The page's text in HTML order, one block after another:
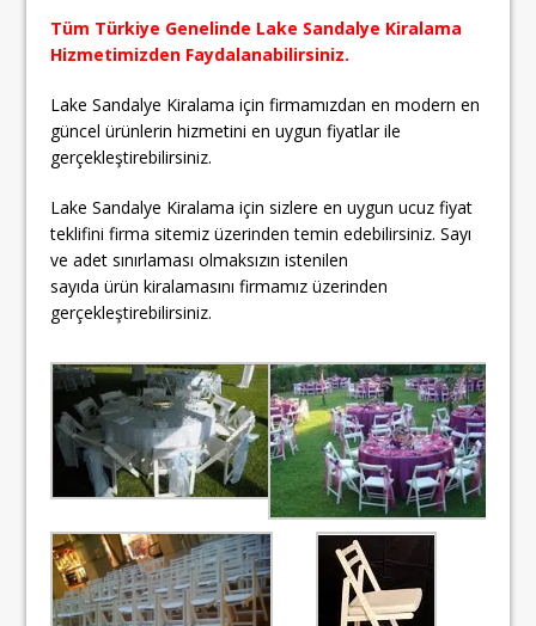
Tüm Türkiye Genelinde Lake Sandalye Kiralama
Hizmetimizden Faydalanabilirsiniz.
Lake Sandalye Kiralama için firmamızdan en modern en
güncel ürünlerin hizmetini en uygun fiyatlar ile
gerçekleştirebilirsiniz.
Lake Sandalye Kiralama için sizlere en uygun ucuz fiyat
teklifini firma sitemiz üzerinden temin edebilirsiniz. Sayı
ve adet sınırlaması olmaksızın istenilen
sayıda ürün kiralamasını firmamız üzerinden
gerçekleştirebilirsiniz.